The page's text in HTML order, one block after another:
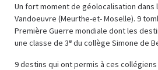
Un fort moment de géolocalisation dans
Vandoeuvre (Meurthe-et- Moselle). 9
Première Guerre mondiale dont les
une classe de 3e du collège Simone de
9 destins qui ont permis à ces